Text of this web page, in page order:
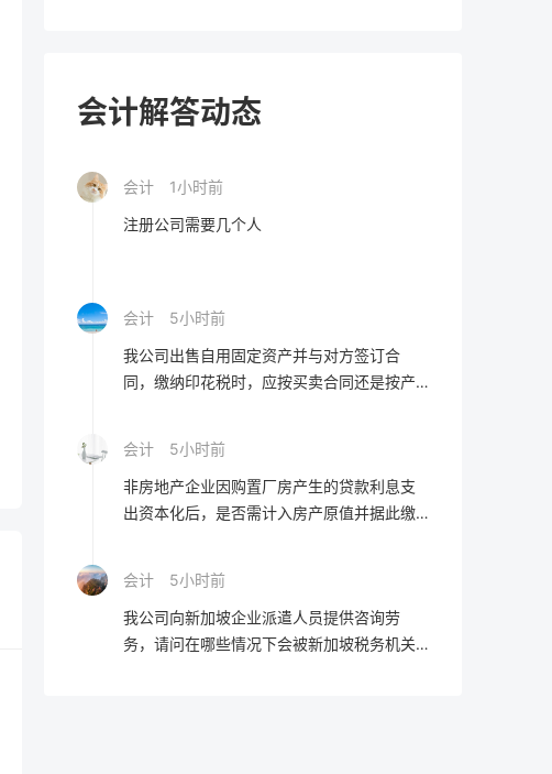
会计解答动态
企业与个人签订货物等动产买卖合同时，企
业是否需要就该合同缴纳印花税？
会计
1小时前
注册公司需要几个人
会计
5小时前
我公司出售自用固定资产并与对方签订合
同，缴纳印花税时，应按买卖合同还是按产
会计
5小时前
非房地产企业因购置厂房产生的贷款利息支
出资本化后，是否需计入房产原值并据此缴
会计
5小时前
我公司向新加坡企业派遣人员提供咨询劳
务，请问在哪些情况下会被新加坡税务机关